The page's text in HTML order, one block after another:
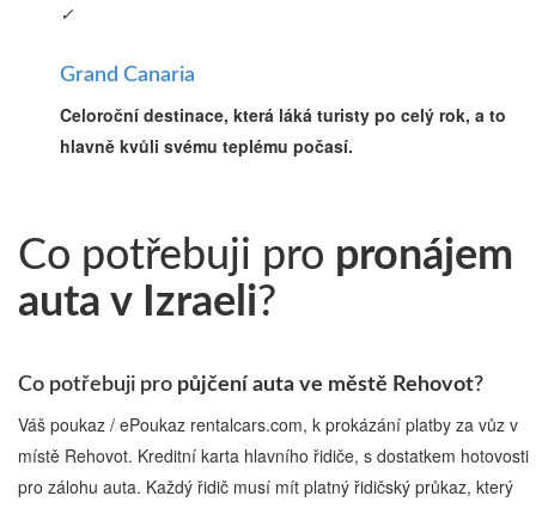
✓
Grand Canaria
Celoroční destinace, která láká turisty po celý rok, a to
hlavně kvůli svému teplému počasí.
Co potřebuji pro pronájem
auta v Izraeli?
Co potřebuji pro půjčení auta ve městě Rehovot?
Váš poukaz / ePoukaz rentalcars.com, k prokázání platby za vůz v
místě Rehovot. Kreditní karta hlavního řidiče, s dostatkem hotovosti
pro zálohu auta. Každý řidič musí mít platný řidičský průkaz, který